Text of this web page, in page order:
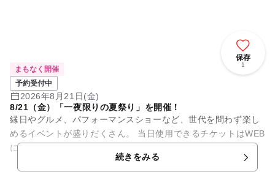
保存
1
まもなく開催
予約受付中
2026年8月21日(金)
8/21（金）「一夜限りの夏祭り」を開催！
縁日やグルメ、パフォーマンスショーなど、世代を問わず楽し
めるイベントが盛りだくさん。 当日使用できるチケットはWEB
にてご予約受付中！ オリエンタルホテル 東京ベイが贈る特別
続きをみる